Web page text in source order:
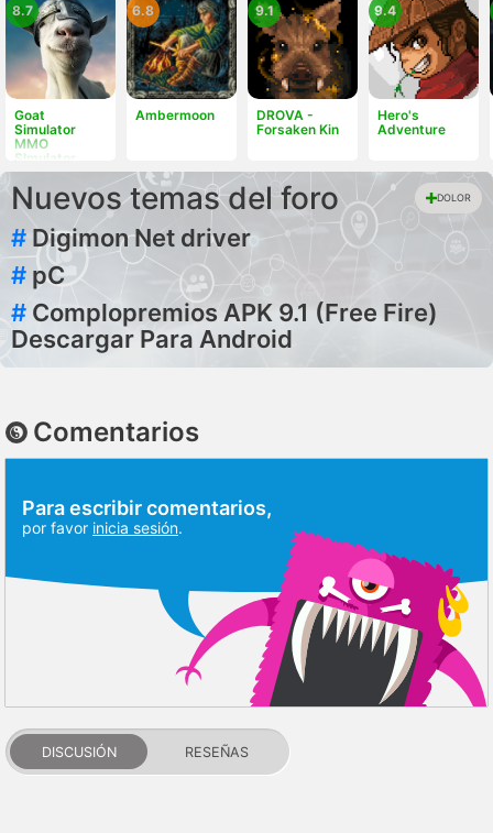
Goat
Simulator
MMO
SImulator
8.7
Ambermoon
6.8
DROVA -
Forsaken Kin
9.1
Hero's
Adventure
9.4
Nuevos temas del foro DOLOR
# Digimon Net driver
# pC
# Complopremios APK 9.1 (Free Fire)
Descargar Para Android
Comentarios
Para escribir comentarios,
por favor inicia sesión.
DISCUSIÓN RESEÑAS